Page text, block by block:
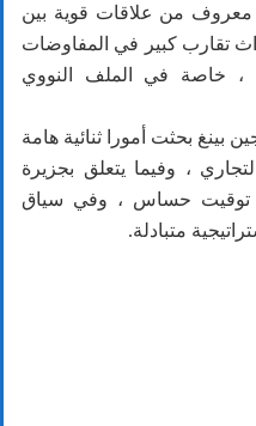
من علاقات قوية بين
تقارب كبير في المفاوضات
، خاصة في الملف النووي
بحثت أمورا ثنائية هامة
، وفيما يتعلق بجزيرة
توقيت حساس ، وفي سياق
متبادلة.